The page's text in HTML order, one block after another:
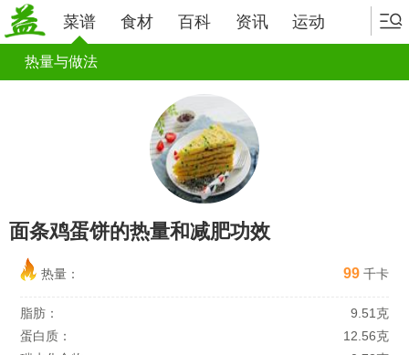
菜谱 食材 百科 资讯 运动
热量与做法
面条鸡蛋饼的热量和减肥功效
热量： 99 千卡
脂肪：
9.51克
蛋白质：
12.56克